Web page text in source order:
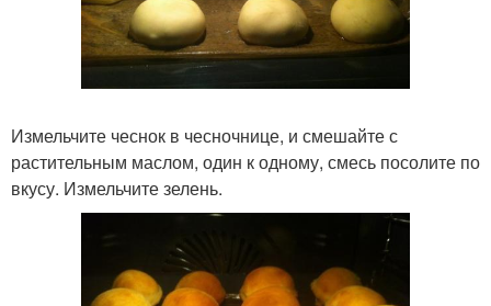
Измельчите чеснок в чесночнице, и смешайте с
растительным маслом, один к одному, смесь посолите по
вкусу. Измельчите зелень.